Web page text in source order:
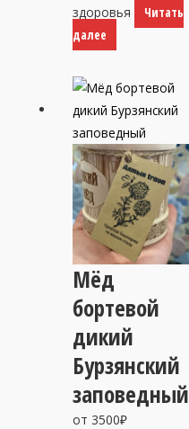
здоровья
Читать
далее
Мёд
бортевой
дикий
Бурзянский
заповедный
от 3500₽